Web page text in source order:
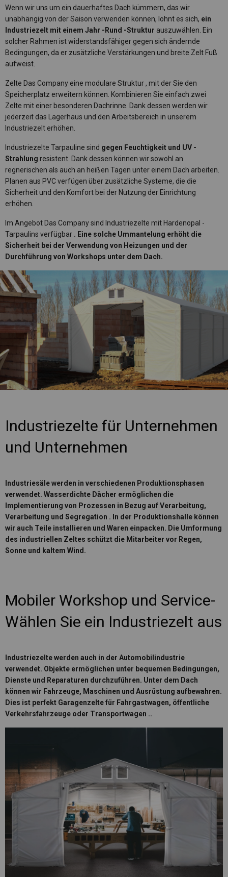
Wenn wir uns um ein dauerhaftes Dach kümmern, das wir
unabhängig von der Saison verwenden können, lohnt es sich, ein
Industriezelt mit einem Jahr -Rund -Struktur auszuwählen. Ein
solcher Rahmen ist widerstandsfähiger gegen sich ändernde
Bedingungen, da er zusätzliche Verstärkungen und breite Zelt Fuß
aufweist.
Zelte Das Company eine modulare Struktur, mit der Sie den
Speicherplatz erweitern können. Kombinieren Sie einfach zwei
Zelte mit einer besonderen Dachrinne. Dank dessen werden wir
jederzeit das Lagerhaus und den Arbeitsbereich in unserem
Industriezelt erhöhen.
Industriezelte Tarpauline sind gegen Feuchtigkeit und UV -
Strahlung resistent. Dank dessen können wir sowohl an
regnerischen als auch an heißen Tagen unter einem Dach arbeiten.
Planen aus PVC verfügen über zusätzliche Systeme, die die
Sicherheit und den Komfort bei der Nutzung der Einrichtung
erhöhen.
Im Angebot Das Company sind Industriezelte mit Hardenopal -
Tarpaulins verfügbar . Eine solche Ummantelung erhöht die
Sicherheit bei der Verwendung von Heizungen und der
Durchführung von Workshops unter dem Dach.
Industriezelte für Unternehmen
und Unternehmen
Industriesäle werden in verschiedenen Produktionsphasen
verwendet. Wasserdichte Dächer ermöglichen die
Implementierung von Prozessen in Bezug aufVerarbeitung,
Verarbeitung und Segregation . In der Produktionshalle können
wir auch Teile installieren und Waren einpacken. Die Umformung
des industriellen Zeltes schützt die Mitarbeiter vor Regen,
Sonne und kaltem Wind.
Mobiler Workshop und Service-
Wählen Sie ein Industriezelt aus
Industriezelte werden auch in der Automobilindustrie
verwendet. Objekte ermöglichen unter bequemen Bedingungen,
Dienste und Reparaturen durchzuführen. Unter dem Dach
können wir Fahrzeuge, Maschinen und Ausrüstung aufbewahren.
Dies ist perfekt Garagenzeltefür Fahrgastwagen, öffentliche
Verkehrsfahrzeuge oder Transportwagen ..